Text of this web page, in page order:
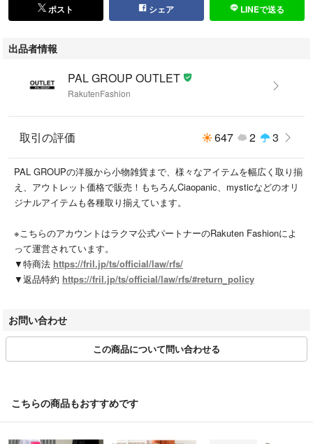
洗濯:40度限度 手洗い
アイロン:低温120℃まで スチームなし（あて布使用）
--------------------
透け感：なし
伸縮性：あり（ウエストゴム部分）
--------------------
【商品のお気に入り登録】
お気に入りアイテムの値下げ・再入荷・在庫1点などの通知を受け取るこ
とができます。
【ブランドのお気に入り登録】
できます。
※サイト上のカラー名と、お届け商品に記載されているカラー名が異なる
場合がございます。
る場合が御座います。また、お客様のお使いのPCのモニター環境などに
※ご注文いただいた予約商品のお届け時期の確認は、注文履歴ページより
【よくあるお問い合わせ】
※配送方法について
日本郵便（宅配便またはポスト投函便）、佐川急便（宅配便）でのお届け
ポスト シェア LINEで送る
出品者情報
PAL GROUP OUTLET
RakutenFashion
取引の評価 647 2 3
PAL GROUPの洋服から小物雑貨まで、様々なアイテムを幅広く取り揃
え、アウトレット価格で販売！もちろんCiaopanic、mysticなどのオリ
ジナルアイテムも各種取り揃えています。
※こちらのアカウントはラクマ公式パートナーのRakuten Fashionによ
って運営されています。
▼特商法 https://fril.jp/ts/official/law/rfs/
▼返品特約 https://fril.jp/ts/official/law/rfs/#return_policy
お問い合わせ
この商品について問い合わせる
こちらの商品もおすすめです